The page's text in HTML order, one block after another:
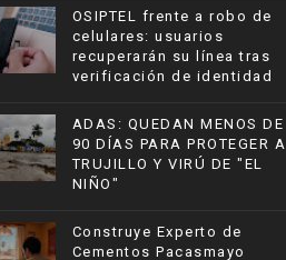
OSIPTEL frente a robo de
celulares: usuarios
recuperarán su línea tras
verificación de identidad
ADAS: QUEDAN MENOS DE
90 DÍAS PARA PROTEGER A
TRUJILLO Y VIRÚ DE "EL
NIÑO"
Construye Experto de
Cementos Pacasmayo